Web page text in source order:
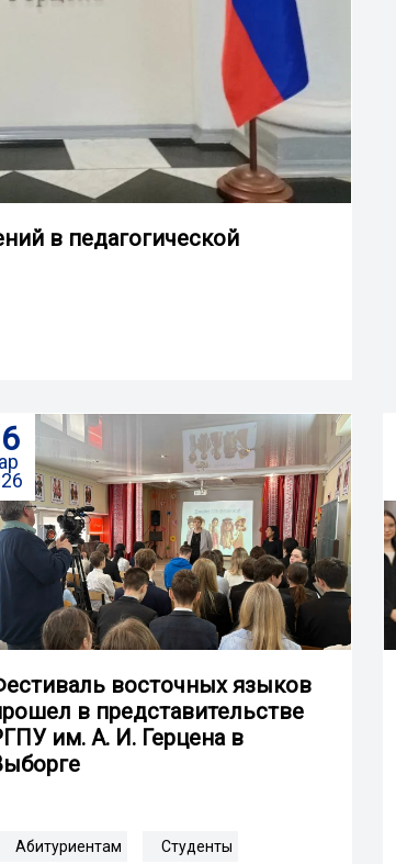
в педагогической
восточных языков
в представительстве
им. А. И. Герцена в
Абитуриентам Студенты